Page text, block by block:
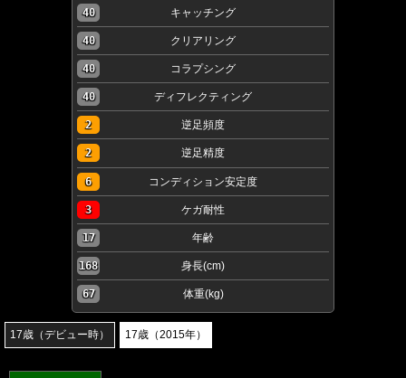
40 キャッチング
40 クリアリング
40 コラプシング
40 ディフレクティング
2 逆足頻度
2 逆足精度
6 コンディション安定度
3 ケガ耐性
17 年齢
168 身長(cm)
67 体重(kg)
17歳（デビュー時） 17歳（2015年）